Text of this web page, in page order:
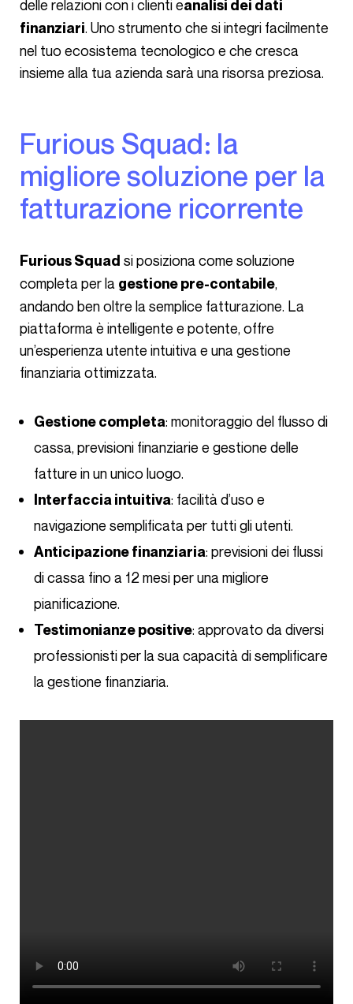
delle relazioni con i clienti eanalisi dei dati
finanziari. Uno strumento che si integri facilmente
nel tuo ecosistema tecnologico e che cresca
insieme alla tua azienda sarà una risorsa preziosa.
Furious Squad: la
migliore soluzione per la
fatturazione ricorrente
Furious Squad si posiziona come soluzione
completa per la gestione pre-contabile,
andando ben oltre la semplice fatturazione. La
piattaforma è intelligente e potente, offre
un’esperienza utente intuitiva e una gestione
finanziaria ottimizzata.
Gestione completa: monitoraggio del flusso di
cassa, previsioni finanziarie e gestione delle
fatture in un unico luogo.
Interfaccia intuitiva: facilità d’uso e
navigazione semplificata per tutti gli utenti.
Anticipazione finanziaria: previsioni dei flussi
di cassa fino a 12 mesi per una migliore
pianificazione.
Testimonianze positive: approvato da diversi
professionisti per la sua capacità di semplificare
la gestione finanziaria.